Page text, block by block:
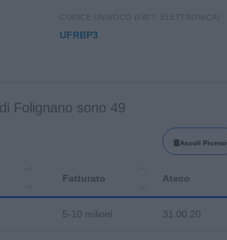
CODICE UNIVOCO (FATT. ELETTRONICA)
UFRBP3
Folignano sono 49
Ascoli Piceno
Fatturato Ateco
5-10 milioni 31.00.20